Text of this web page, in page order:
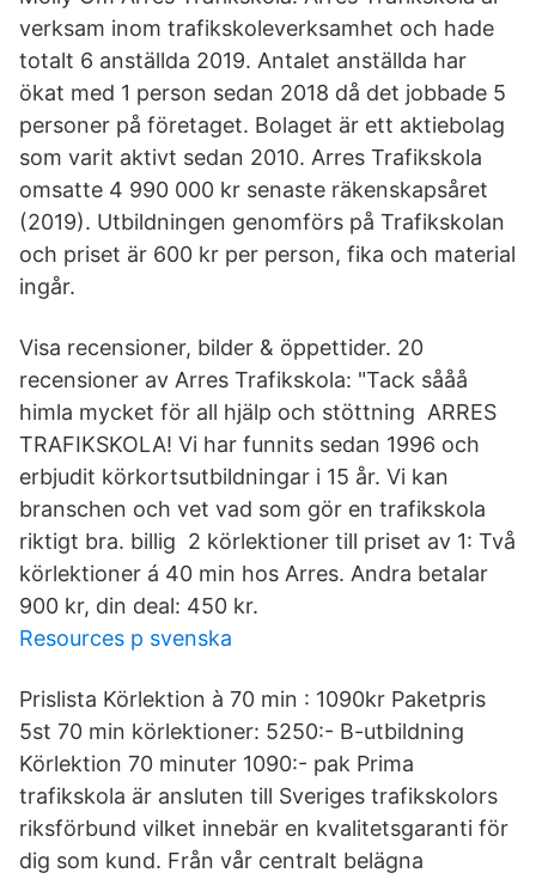
verksam inom trafikskoleverksamhet och hade
totalt 6 anställda 2019. Antalet anställda har
ökat med 1 person sedan 2018 då det jobbade 5
personer på företaget. Bolaget är ett aktiebolag
som varit aktivt sedan 2010. Arres Trafikskola
omsatte 4 990 000 kr senaste räkenskapsåret
(2019). Utbildningen genomförs på Trafikskolan
och priset är 600 kr per person, fika och material
ingår.
Visa recensioner, bilder & öppettider. 20
recensioner av Arres Trafikskola: "Tack sååå
himla mycket för all hjälp och stöttning ARRES
TRAFIKSKOLA! Vi har funnits sedan 1996 och
erbjudit körkortsutbildningar i 15 år. Vi kan
branschen och vet vad som gör en trafikskola
riktigt bra. billig 2 körlektioner till priset av 1: Två
körlektioner á 40 min hos Arres. Andra betalar
900 kr, din deal: 450 kr.
Resources p svenska
Prislista Körlektion à 70 min : 1090kr Paketpris
5st 70 min körlektioner: 5250:- B-utbildning
Körlektion 70 minuter 1090:- pak Prima
trafikskola är ansluten till Sveriges trafikskolors
riksförbund vilket innebär en kvalitetsgaranti för
dig som kund. Från vår centralt belägna